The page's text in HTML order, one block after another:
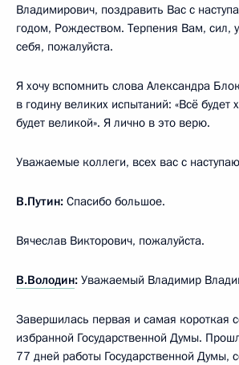
Владимирович, поздравить Вас с
годом, Рождеством. Терпения Вам, сил,
себя, пожалуйста.
Я хочу вспомнить слова Александра
в годину великих испытаний: «Всё будет
будет великой». Я лично в это верю.
Уважаемые коллеги, всех вас с
В.Путин: Спасибо большое.
Вячеслав Викторович, пожалуйста.
В.Володин: Уважаемый Владимир
Завершилась первая и самая короткая
избранной Государственной Думы.
77 дней работы Государственной Думы,